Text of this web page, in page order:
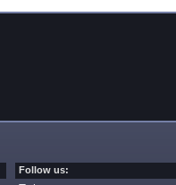
Follow us: